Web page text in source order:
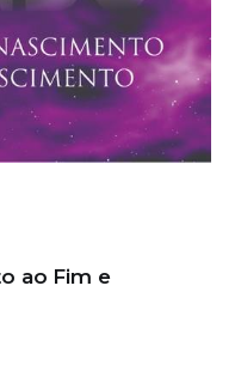
ao Fim e